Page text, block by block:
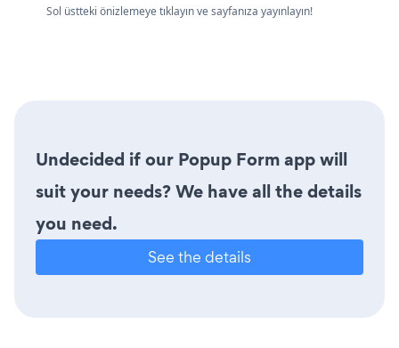
Sol üstteki önizlemeye tıklayın ve sayfanıza yayınlayın!
Undecided if our Popup Form app will
suit your needs? We have all the details
you need.
See the details